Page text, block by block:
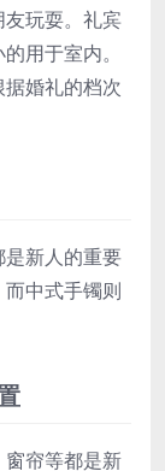
玩耍。礼宾
用于室内。
婚礼的档次
新人的重要
中式手镯则
帘等都是新